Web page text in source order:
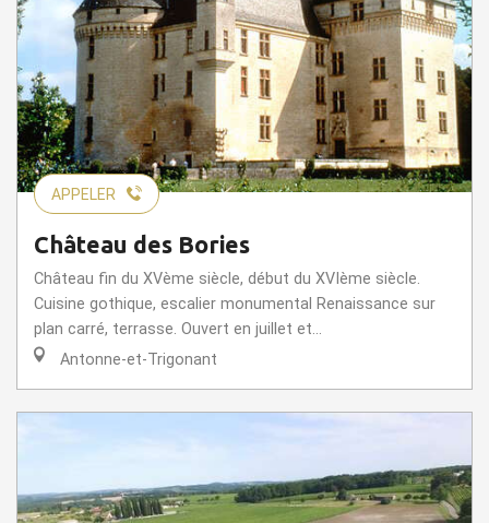
APPELER
Château des Bories
Château fin du XVème siècle, début du XVIème siècle.
Cuisine gothique, escalier monumental Renaissance sur
plan carré, terrasse. Ouvert en juillet et...
Antonne-et-Trigonant